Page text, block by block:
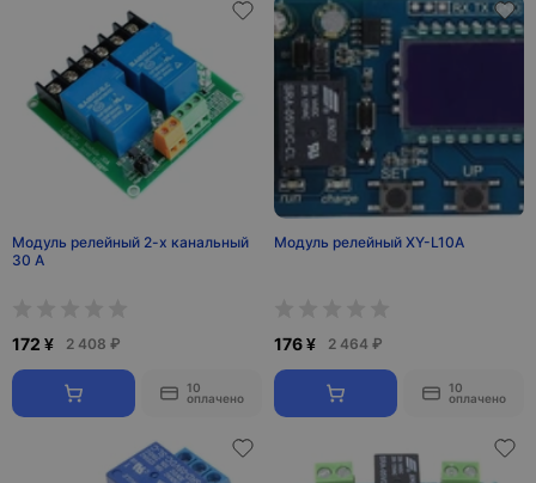
Модуль релейный 2-х канальный
30 А
172 ¥ 2 408 ₽
10
оплачено
Модуль релейный XY-L10A
176 ¥ 2 464 ₽
10
оплачено